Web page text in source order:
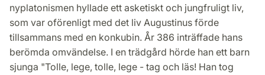
nyplatonismen hyllade ett asketiskt och jungfruligt liv,
som var oförenligt med det liv Augustinus förde
tillsammans med en konkubin. År 386 inträffade hans
berömda omvändelse. I en trädgård hörde han ett barn
sjunga "Tolle, lege, tolle, lege - tag och läs! Han tog